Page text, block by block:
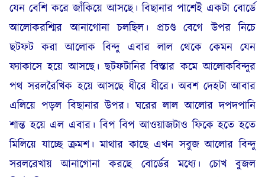
যেন বেশি করে জাঁকিয়ে আসছে। বিছানার পাশেই একটা বোর্ডে
আলোকরশ্মির আনাগোনা চলছিল। প্রচণ্ড বেগে উপর নিচে
ছটফট করা আলোক বিন্দু এবার লাল থেকে কেমন যেন
ফ্যাকাসে হয়ে আসছে। ছটফটানির বিস্তার কমে আলোকবিন্দুর
পথ সরলরৈখিক হয়ে আসছে ধীরে ধীরে। অবশ দেহটা আবার
এলিয়ে পড়ল বিছানার উপর। ঘরের লাল আলোর দপদপানি
শান্ত হয়ে এল এবার। বিপ বিপ আওয়াজটাও ফিকে হতে হতে
মিলিয়ে যাচ্ছে ক্রমশ। মাথার কাছে এখন সবুজ আলোর বিন্দু
সরলরেখায় আনাগোনা করছে বোর্ডের মধ্যে। চোখ বুজল